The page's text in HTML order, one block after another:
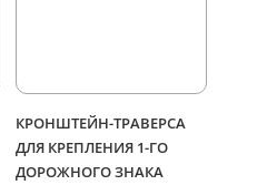
КРОНШТЕЙН-ТРАВЕРСА
ДЛЯ КРЕПЛЕНИЯ 1-ГО
ДОРОЖНОГО ЗНАКА